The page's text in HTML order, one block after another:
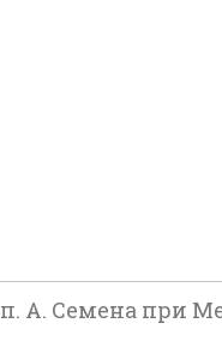
А. Семена при